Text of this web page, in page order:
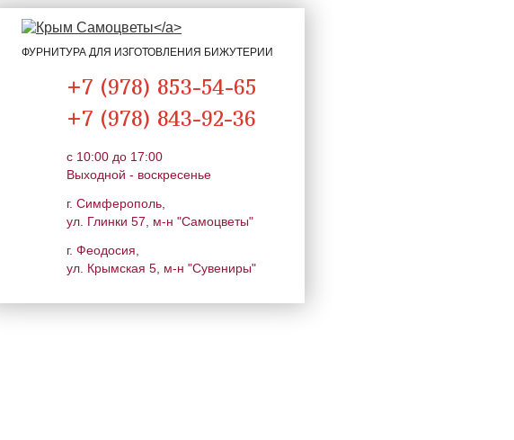
ФУРНИТУРА ДЛЯ ИЗГОТОВЛЕНИЯ БИЖУТЕРИИ
+7 (978) 853-54-65
+7 (978) 843-92-36
c 10:00 до 17:00
Выходной - воскресенье
г. Симферополь,
ул. Глинки 57, м-н "Самоцветы"
г. Феодосия,
ул. Крымская 5, м-н "Сувениры"